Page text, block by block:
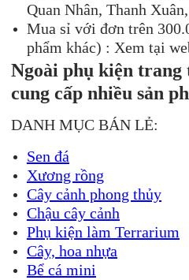
Quan Nhân, Thanh
Mua sỉ với đơn trên
phẩm khác) : Xem tại
Ngoài phụ kiện trang
cung cấp nhiều sản
DANH MỤC BÁN LẺ:
Sen đá
Xương rồng
Cây cảnh phong thủy
Chậu cây cảnh
Phụ kiện làm Terrarium
Cây, hoa nhựa
Bể cá mini